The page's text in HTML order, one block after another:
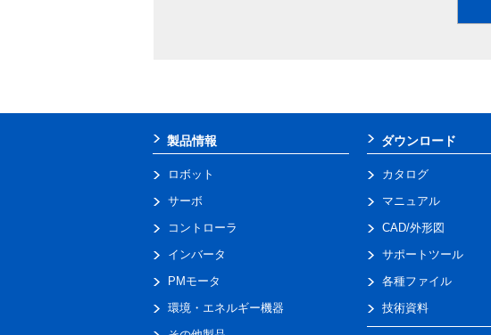
製品情報
ロボット
サーボ
コントローラ
インバータ
PMモータ
環境・エネルギー機器
ダウンロード
カタログ
マニュアル
CAD/外形図
サポートツール
各種ファイル
技術資料